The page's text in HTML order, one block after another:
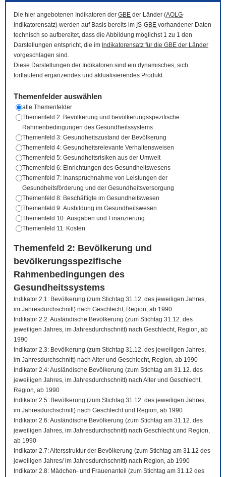
Die hier angebotenen Indikatoren der GBE der Länder (AOLG-
Indikatorensatz) werden auf Basis bereits im IS-GBE vorhandener Daten
technisch so aufbereitet, dass die Abbildung möglichst 1 zu 1 den
Darstellungen entspricht, die im Indikatorensatz für die GBE der Länder
vorgeschlagen sind.
Diese Darstellungen der Indikatoren sind ein dynamisches, sich
fortlaufend ergänzendes und aktualisierendes Produkt.
Themenfelder auswählen
alle Themenfelder
Themenfeld 2: Bevölkerung und bevölkerungsspezifische
Rahmenbedingungen des Gesundheitssystems
Themenfeld 3: Gesundheitszustand der Bevölkerung
Themenfeld 4: Gesundheitsrelevante Verhaltensweisen
Themenfeld 5: Gesundheitsrisiken aus der Umwelt
Themenfeld 6: Einrichtungen des Gesundheitswesens
Themenfeld 7: Inanspruchnahme von Leistungen der
Gesundheitsförderung und der Gesundheitsversorgung
Themenfeld 8: Beschäftigte im Gesundheitswesen
Themenfeld 9: Ausbildung im Gesundheitswesen
Themenfeld 10: Ausgaben und Finanzierung
Themenfeld 11: Kosten
Themenfeld 2: Bevölkerung und
bevölkerungsspezifische
Rahmenbedingungen des
Gesundheitssystems
Indikator 2.1: Bevölkerung (zum Stichtag 31.12. des jeweiligen Jahres,
im Jahresdurchschnitt) nach Geschlecht, Region, ab 1990
Indikator 2.2: Ausländische Bevölkerung (zum Stichtag 31.12. des
jeweiligen Jahres, im Jahresdurchschnitt) nach Geschlecht, Region, ab
1990
Indikator 2.3: Bevölkerung (zum Stichtag 31.12. des jeweiligen Jahres,
im Jahresdurchschnitt) nach Alter und Geschlecht, Region, ab 1990
Indikator 2.4: Ausländische Bevölkerung (zum Stichtag am 31.12. des
jeweiligen Jahres, im Jahresdurchschnitt) nach Alter und Geschlecht,
Region, ab 1990
Indikator 2.5: Bevölkerung (zum Stichtag 31.12. des jeweiligen Jahres,
im Jahresdurchschnitt) nach Geschlecht und Region, ab 1990
Indikator 2.6: Ausländische Bevölkerung (zum Stichtag am 31.12. des
jeweiligen Jahres, im Jahresdurchschnitt) nach Geschlecht und Region,
ab 1990
Indikator 2.7: Altersstruktur der Bevölkerung (zum Stichtag am 31.12 des
jeweiligen Jahres/ im Jahresdurchschnitt) nach Region, ab 1990
Indikator 2.8: Mädchen- und Frauenanteil (zum Stichtag am 31.12 des